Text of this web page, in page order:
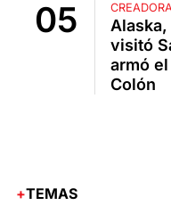
visitó
armó
Colón
TEMAS